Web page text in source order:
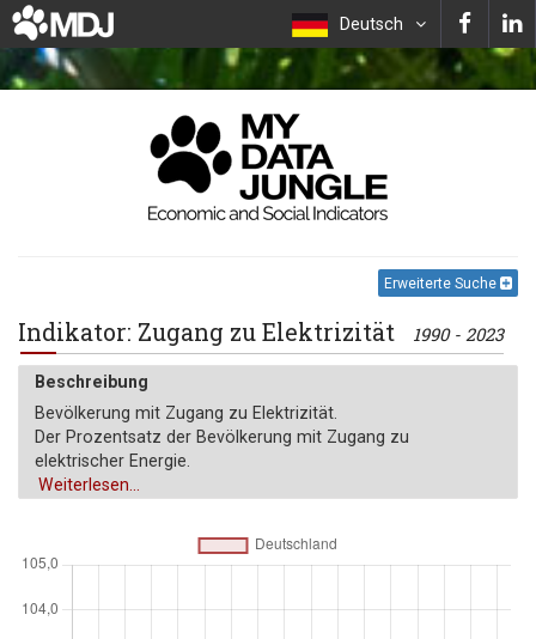
Deutsch
Erweiterte Suche
Indikator: Zugang zu Elektrizität 1990 - 2023
Beschreibung
Bevölkerung mit Zugang zu Elektrizität.
Der Prozentsatz der Bevölkerung mit Zugang zu
elektrischer Energie.
Maßeinheit
Weiterlesen...